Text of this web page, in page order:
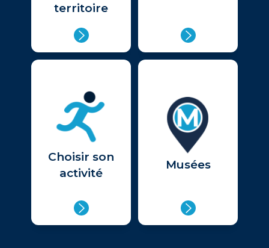
territoire
Choisir son
activité
Musées